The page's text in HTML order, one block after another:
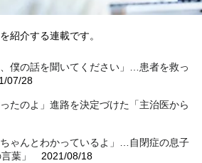
紹介する連載です。
、僕の話を聞いてください」…患者を救っ
07/28
たのよ」進路を決定づけた「主治医から
ちゃんとわかっているよ」…自閉症の息子
葉」
2021/08/18